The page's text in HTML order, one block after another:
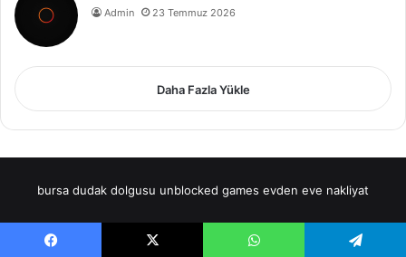
Admin 23 Temmuz 2026
Daha Fazla Yükle
bursa dudak dolgusu unblocked games evden eve nakliyat